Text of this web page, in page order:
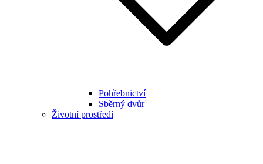
Pohřebnictví
Sběrný dvůr
Životní prostředí